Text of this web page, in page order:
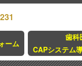
ーム
歯科
CAPシステム